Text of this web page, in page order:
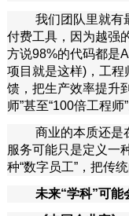
我们团队里就有
付费工具，因为越强
方说98%的代码都是
项目就是这样)，工程
馈，把生产效率提升
师”甚至“100倍工程师”
商业的本质还是
服务可能只是定义一
种“数字员工”，把传
未来“学科”可能